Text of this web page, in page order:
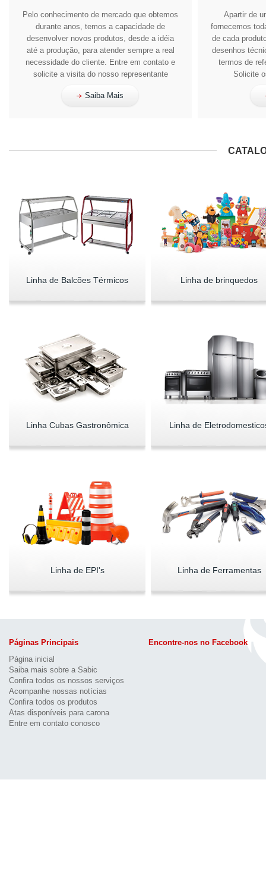
Pelo conhecimento de mercado que obtemos
durante anos, temos a capacidade de
desenvolver novos produtos, desde a idéia
até a produção, para atender sempre a real
necessidade do cliente. Entre em contato e
solicite a visita do nosso representante
Saiba Mais
Apartir de
fornecemos
de cada
desenhos
termos de
Solicite
Linha de Balcões Térmicos Linha de brinquedos
Linha Cubas Gastronômica Linha de
Linha de EPI's Linha de Ferramentas
Páginas Principais
Página inicial
Saiba mais sobre a Sabic
Confira todos os nossos serviços
Acompanhe nossas notícias
Confira todos os produtos
Atas disponíveis para carona
Entre em contato conosco
Encontre-nos no Facebook